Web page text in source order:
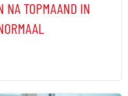
NA TOPMAAND IN